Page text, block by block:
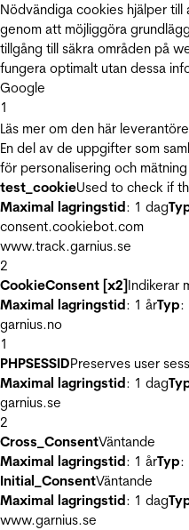
Nödvändiga cookies hjälper
genom att möjliggöra
tillgång till säkra områden på
fungera optimalt utan dessa
Google
1
Läs mer om den här
En del av de uppgifter som
för personalisering och
test_cookieUsed to check if
Maximal lagringstid: 1 dag
consent.cookiebot.com
www.track.garnius.se
2
CookieConsent [x2]Indikerar
Maximal lagringstid: 1 årTyp:
garnius.no
1
PHPSESSIDPreserves user
Maximal lagringstid: 1 dag
garnius.se
2
Cross_ConsentVäntande
Maximal lagringstid: 1 årTyp:
Initial_ConsentVäntande
Maximal lagringstid: 1 dag
www.garnius.se